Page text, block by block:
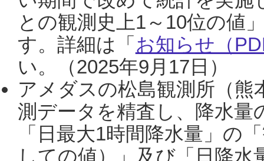
との観測史上1～10位の値
す。詳細は「 お知らせ（
い。（2025年9月17日）
アメダスの松島観測所（熊
測データを精査し、降水
「日最大1時間降水量」の
しての値）」及び「日降